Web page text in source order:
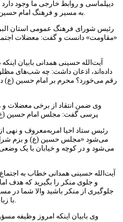
دیپلماسی و روابط خارجی ما وجود
به مسیر و فرهنگ امام حسین (ع) کشور را به سمت مقصد و اهدافش پیش برد.
رئیس شورای فرهنگ عمومی استان
«مقاومت» دانست و گفت: معضلات
آیت‌الله حسینی همدانی بابیان
داده‌اند، اذعان داشت: چه شب‌های
رقم می‌خورد؟ محرم بر امام حسین (ع)
وی ضمن انتقاد از برخی معضلات
پرسی گفت: مجلس امام حسین
رئیس ستاد احیا امربه‌معروف و نهی
می‌شود «مجلس حسین (ع) و بزم
می‌شود و در کوچه و خیابان با یک
آیت‌الله حسینی همدانی خطاب به
و جلوی منکر را بگیرید که هدف
جلوگیری از منکر باشید والا شما در
با زبان نرم اما محکم و جدی در مقابل منکرات بایستید.
وی بابیان اینکه امروز وظیفه